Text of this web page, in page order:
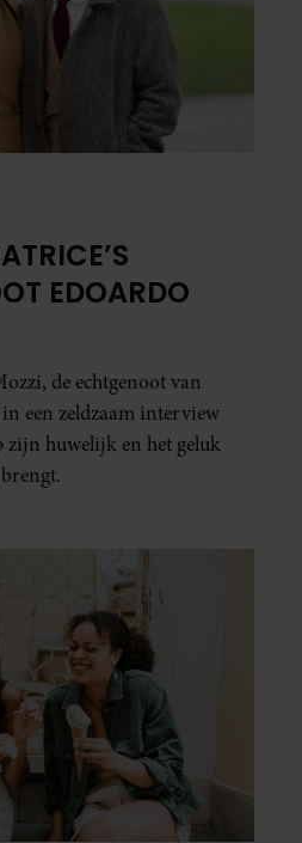
EDOARDO
de echtgenoot van
een zeldzaam interview
zijn huwelijk en het geluk